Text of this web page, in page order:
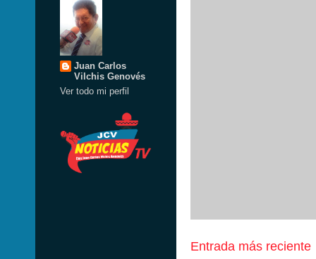
Entrada más reciente
Juan Carlos
Vilchis Genovés
Ver todo mi perfil